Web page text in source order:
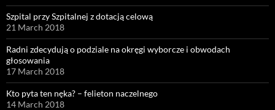
Szpital przy Szpitalnej z dotacją celową
21 March 2018
Radni zdecydują o podziale na okręgi wyborcze i obwodach
głosowania
17 March 2018
Kto pyta ten nęka? – felieton naczelnego
14 March 2018